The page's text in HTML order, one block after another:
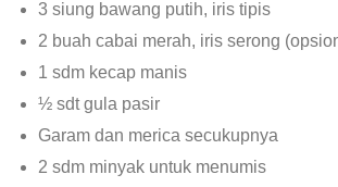
3 siung bawang putih, iris tipis
2 buah cabai merah, iris serong
1 sdm kecap manis
½ sdt gula pasir
Garam dan merica secukupnya
2 sdm minyak untuk menumis